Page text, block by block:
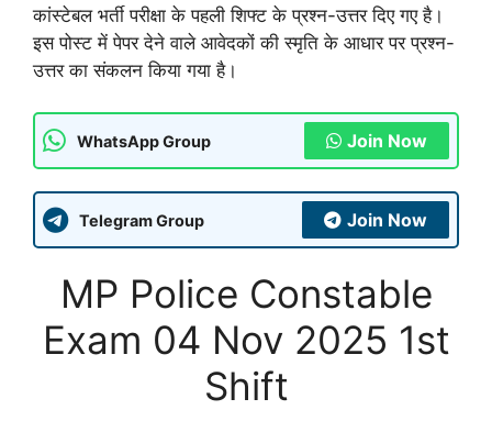
कांस्टेबल भर्ती परीक्षा के पहली शिफ्ट के प्रश्न-उत्तर दिए गए है।
इस पोस्ट में पेपर देने वाले आवेदकों की स्मृति के आधार पर प्रश्न-
उत्तर का संकलन किया गया है।
WhatsApp Group Join Now
Telegram Group Join Now
MP Police Constable
Exam 04 Nov 2025 1st
Shift